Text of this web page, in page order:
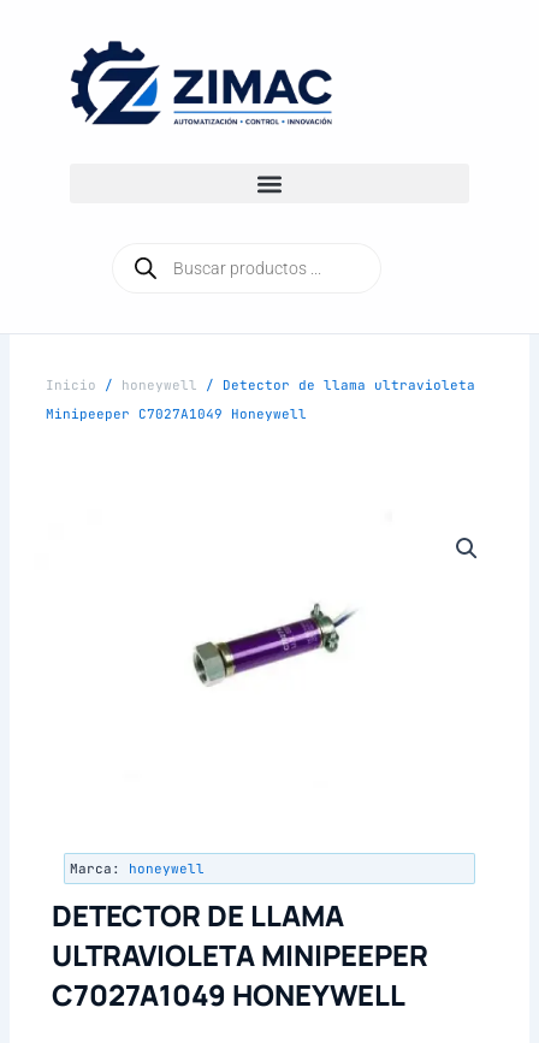
contenido
productos
Inicio / honeywell / Detector de llama ultravioleta
Minipeeper C7027A1049 Honeywell
Marca: honeywell
DETECTOR DE LLAMA
ULTRAVIOLETA MINIPEEPER
C7027A1049 HONEYWELL